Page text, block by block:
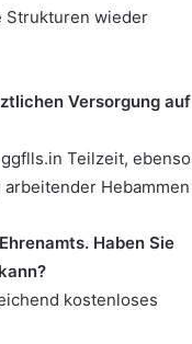
Strukturen wieder
Versorgung auf
Teilzeit, ebenso
Hebammen
Haben Sie
kostenloses